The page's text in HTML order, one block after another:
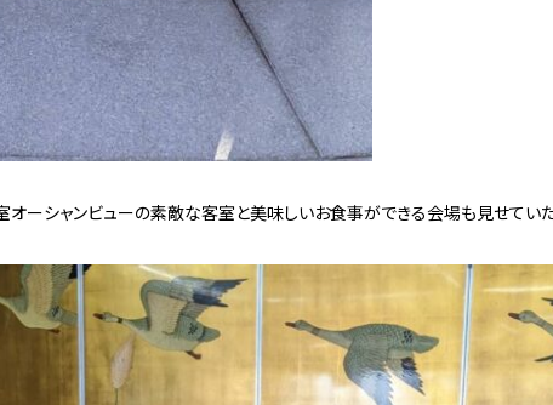
ーシャンビューの素敵な客室と美味しいお食事ができる会場も見せてい